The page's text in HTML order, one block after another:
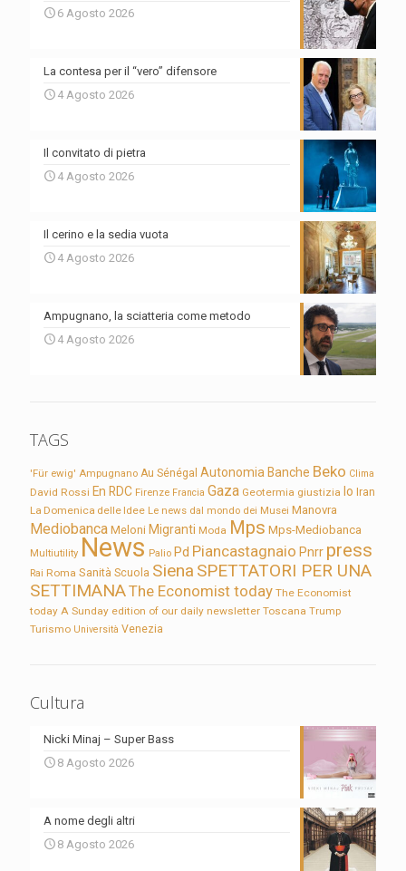
6 Agosto 2026
La contesa per il “vero” difensore
4 Agosto 2026
Il convitato di pietra
4 Agosto 2026
Il cerino e la sedia vuota
4 Agosto 2026
Ampugnano, la sciatteria come metodo
4 Agosto 2026
TAGS
'Für ewig' Ampugnano Au Sénégal Autonomia Banche Beko Clima
David Rossi En RDC Firenze Francia Gaza Geotermia giustizia Io Iran
La Domenica delle Idee Le news dal mondo dei Musei Manovra
Mediobanca Meloni Migranti Moda Mps Mps-Mediobanca
Multiutility News Palio Pd Piancastagnaio Pnrr press
Rai Roma Sanità Scuola Siena SPETTATORI PER UNA
SETTIMANAThe Economist today The Economist
today A Sunday edition of our daily newsletter Toscana Trump
Turismo Università Venezia
Cultura
Nicki Minaj – Super Bass
8 Agosto 2026
A nome degli altri
8 Agosto 2026